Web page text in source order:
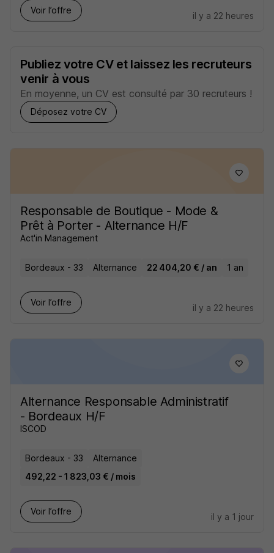
Voir l’offre
il y a 22 heures
Publiez votre CV et laissez les recruteurs
venir à vous
En moyenne, un CV est consulté par 30 recruteurs !
Déposez votre CV
Responsable de Boutique - Mode &
Prêt à Porter - Alternance H/F
Act'in Management
Bordeaux - 33 Alternance 22 404,20 € / an 1 an
Voir l’offre
il y a 22 heures
Alternance Responsable Administratif
- Bordeaux H/F
ISCOD
Bordeaux - 33
Alternance
492,22 - 1 823,03 € / mois
Voir l’offre
il y a 1 jour